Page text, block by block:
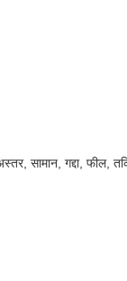
सामान, गद्दा, फील,